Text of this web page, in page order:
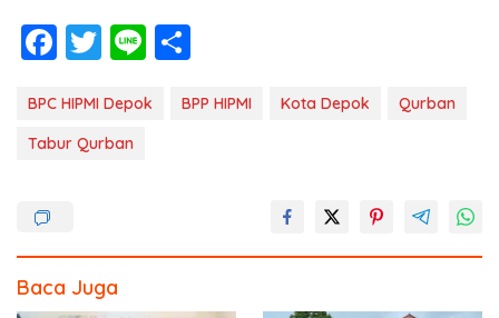
F
e
b
k
T
itt
er
Li
e ar
BPC HIPMI Depok BPP HIPMI Kota Depok
Qurban
Tabur Qurban
Baca Juga